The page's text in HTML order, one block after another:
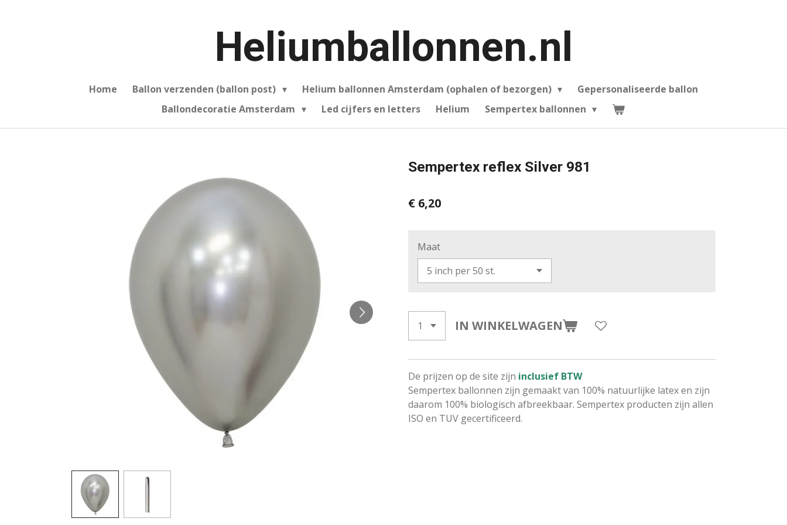
Heliumballonnen.nl
Home Ballon verzenden (ballon post) Helium ballonnen Amsterdam (ophalen of bezorgen)
Gepersonaliseerde ballon
Ballondecoratie Amsterdam
Led cijfers en letters Helium Sempertex ballonnen
Sempertex reflex Silver 981
€ 6,20
Maat
IN WINKELWAGEN
De prijzen op de site zijn inclusief BTW
Sempertex ballonnen zijn gemaakt van 100% natuurlijke latex en zijn
daarom 100% biologisch afbreekbaar. Sempertex producten zijn allen
ISO en TUV gecertificeerd.